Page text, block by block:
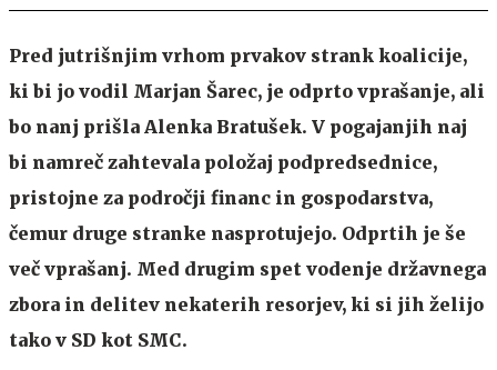
Pred jutrišnjim vrhom prvakov strank koalicije,
ki bi jo vodil Marjan Šarec, je odprto vprašanje, ali
bo nanj prišla Alenka Bratušek. V pogajanjih naj
bi namreč zahtevala položaj podpredsednice,
pristojne za področji financ in gospodarstva,
čemur druge stranke nasprotujejo. Odprtih je še
več vprašanj. Med drugim spet vodenje državnega
zbora in delitev nekaterih resorjev, ki si jih želijo
tako v SD kot SMC.